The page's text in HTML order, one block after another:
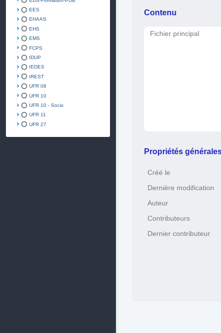
EES
EHAAS
EHS
EMS
FCPS
IDUP
IEDES
IREST
UFR 08
UFR 10
UFR 10 - Socio
UFR 11
UFR 27
Contenu
Fichier principal
Propriétés
Créé le
Dernière modification
Auteur
Contributeurs
Dernier contributeur